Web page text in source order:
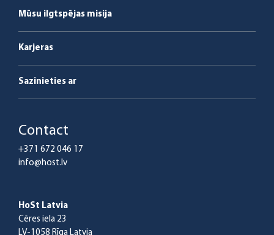
Mūsu ilgtspējas misija
Karjeras
Sazinieties ar
Contact
+371 672 046 17
info@host.lv
HoSt Latvia
Cēres iela 23
LV-1058 Rīga Latvia